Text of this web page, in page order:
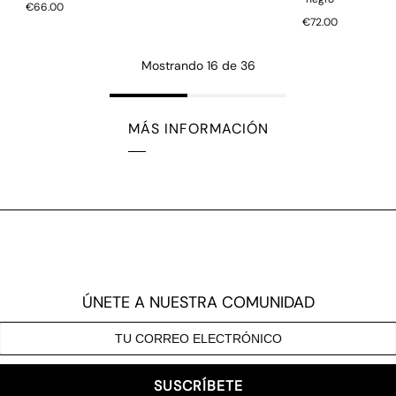
€66.00
€72.00
Mostrando 16 de 36
MÁS INFORMACIÓN
ÚNETE A NUESTRA COMUNIDAD
SUSCRÍBETE